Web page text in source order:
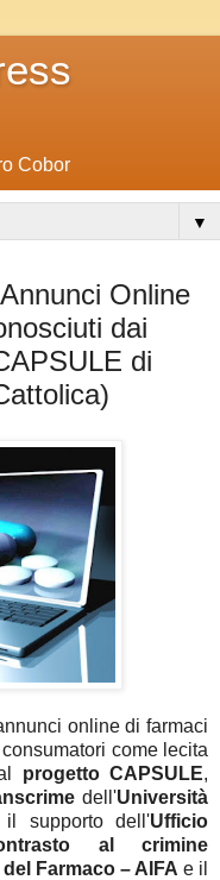
Cobor
▼
Online
dai
di
online di farmaci
come lecita
progetto CAPSULE,
dell'Università
supporto dell'Ufficio
al crimine
Farmaco – AIFA e il